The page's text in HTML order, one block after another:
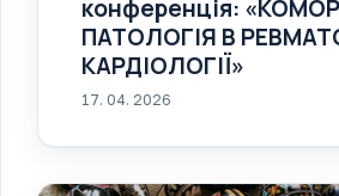
конференція:
ПАТОЛОГІЯ В
КАРДІОЛОГІЇ»
17. 04. 2026